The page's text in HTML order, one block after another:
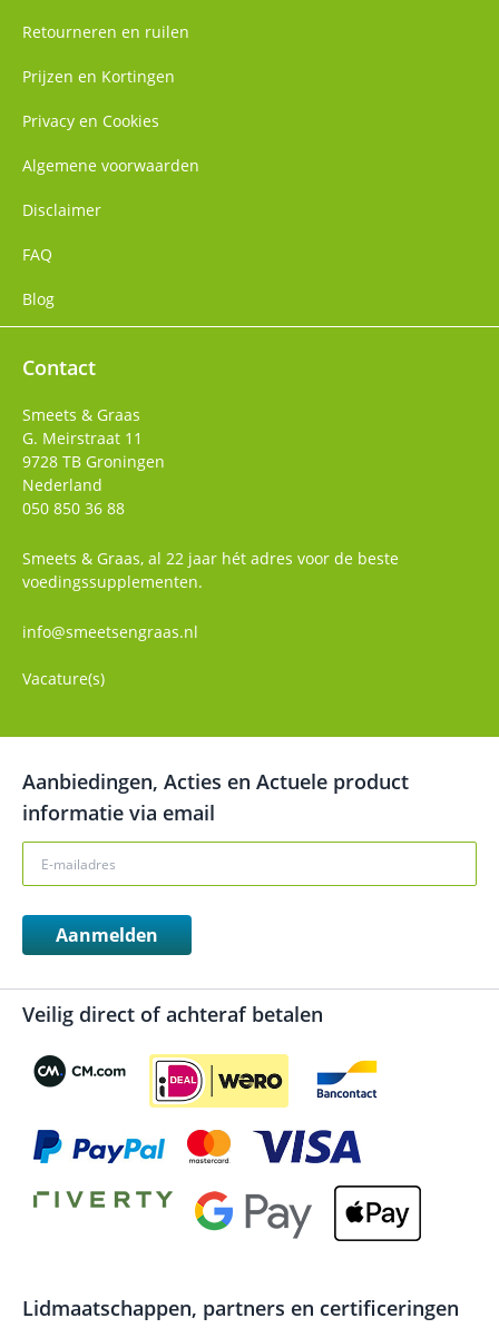
Retourneren en ruilen
Prijzen en Kortingen
Privacy en Cookies
Algemene voorwaarden
Disclaimer
FAQ
Blog
Contact
Smeets & Graas
G. Meirstraat 11
9728 TB Groningen
Nederland
050 850 36 88
Smeets & Graas, al 22 jaar hét adres voor de beste
voedingssupplementen.
info@smeetsengraas.nl
Vacature(s)
Aanbiedingen, Acties en Actuele product
informatie via email
Aanmelden
Veilig direct of achteraf betalen
Lidmaatschappen, partners en certificeringen